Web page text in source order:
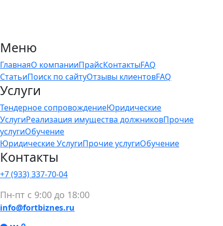
Меню
ГлавнаяО компанииПрайсКонтактыFAQ
СтатьиПоиск по сайтуОтзывы клиентовFAQ
Услуги
Тендерное сопровождениеЮридические
УслугиРеализация имущества должниковПрочие
услугиОбучение
Юридические УслугиПрочие услугиОбучение
Контакты
+7 (933) 337-70-04
Пн-пт с 9:00 до 18:00
info@fortbiznes.ru